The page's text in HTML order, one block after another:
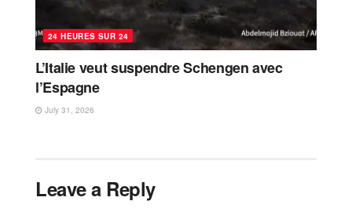
24 HEURES SUR 24
L’Italie veut suspendre Schengen avec
l’Espagne
July 31, 2026
Leave a Reply